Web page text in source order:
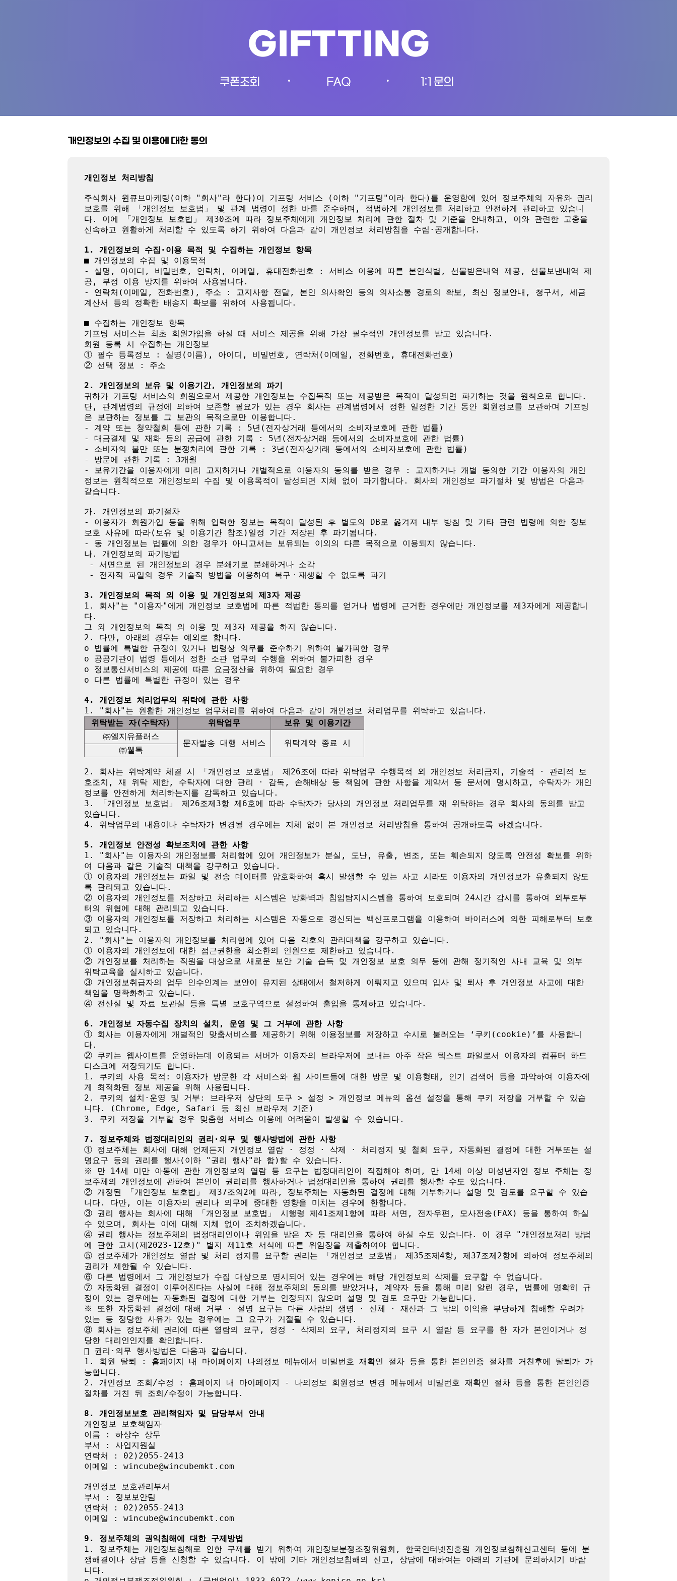
GIFTTING
쿠폰조회 • FAQ • 1:1 문의
개인정보의 수집 및 이용에 대한 동의
개인정보 처리방침
주식회사 윈큐브마케팅(이하 "회사"라 한다)이 기프팅 서비스 (이하 "기프팅"이라 한다)를 운영함에 있어 정보주체의 자유와 권리
보호를 위해 「개인정보 보호법」 및 관계 법령이 정한 바를 준수하며, 적법하게 개인정보를 처리하고 안전하게 관리하고 있습니
다. 이에 「개인정보 보호법」 제30조에 따라 정보주체에게 개인정보 처리에 관한 절차 및 기준을 안내하고, 이와 관련한 고충을
신속하고 원활하게 처리할 수 있도록 하기 위하여 다음과 같이 개인정보 처리방침을 수립·공개합니다.
1. 개인정보의 수집·이용 목적 및 수집하는 개인정보 항목
■ 개인정보의 수집 및 이용목적
- 실명, 아이디, 비밀번호, 연락처, 이메일, 휴대전화번호 : 서비스 이용에 따른 본인식별, 선물받은내역 제공, 선물보낸내역 제
공, 부정 이용 방지를 위하여 사용됩니다.
- 연락처(이메일, 전화번호), 주소 : 고지사항 전달, 본인 의사확인 등의 의사소통 경로의 확보, 최신 정보안내, 청구서, 세금
계산서 등의 정확한 배송지 확보를 위하여 사용됩니다.
■ 수집하는 개인정보 항목
기프팅 서비스는 최초 회원가입을 하실 때 서비스 제공을 위해 가장 필수적인 개인정보를 받고 있습니다.
회원 등록 시 수집하는 개인정보
① 필수 등록정보 : 실명(이름), 아이디, 비밀번호, 연락처(이메일, 전화번호, 휴대전화번호)
② 선택 정보 : 주소
2. 개인정보의 보유 및 이용기간, 개인정보의 파기
귀하가 기프팅 서비스의 회원으로서 제공한 개인정보는 수집목적 또는 제공받은 목적이 달성되면 파기하는 것을 원칙으로 합니다.
단, 관계법령의 규정에 의하여 보존할 필요가 있는 경우 회사는 관계법령에서 정한 일정한 기간 동안 회원정보를 보관하며 기프팅
은 보관하는 정보를 그 보관의 목적으로만 이용합니다.
- 계약 또는 청약철회 등에 관한 기록 : 5년(전자상거래 등에서의 소비자보호에 관한 법률)
- 대금결제 및 재화 등의 공급에 관한 기록 : 5년(전자상거래 등에서의 소비자보호에 관한 법률)
- 소비자의 불만 또는 분쟁처리에 관한 기록 : 3년(전자상거래 등에서의 소비자보호에 관한 법률)
- 방문에 관한 기록 : 3개월
- 보유기간을 이용자에게 미리 고지하거나 개별적으로 이용자의 동의를 받은 경우 : 고지하거나 개별 동의한 기간 이용자의 개인
정보는 원칙적으로 개인정보의 수집 및 이용목적이 달성되면 지체 없이 파기합니다. 회사의 개인정보 파기절차 및 방법은 다음과
같습니다.
가. 개인정보의 파기절차
- 이용자가 회원가입 등을 위해 입력한 정보는 목적이 달성된 후 별도의 DB로 옮겨져 내부 방침 및 기타 관련 법령에 의한 정보
보호 사유에 따라(보유 및 이용기간 참조)일정 기간 저장된 후 파기됩니다.
- 동 개인정보는 법률에 의한 경우가 아니고서는 보유되는 이외의 다른 목적으로 이용되지 않습니다.
나. 개인정보의 파기방법
3. 개인정보의 목적 외 이용 및 개인정보의 제3자 제공
1. 회사"는 "이용자"에게 개인정보 보호법에 따른 적법한 동의를 얻거나 법령에 근거한 경우에만 개인정보를 제3자에게 제공합니
다.
그 외 개인정보의 목적 외 이용 및 제3자 제공을 하지 않습니다.
2. 다만, 아래의 경우는 예외로 합니다.
o 법률에 특별한 규정이 있거나 법령상 의무를 준수하기 위하여 불가피한 경우
o 공공기관이 법령 등에서 정한 소관 업무의 수행을 위하여 불가피한 경우
o 정보통신서비스의 제공에 따른 요금정산을 위하여 필요한 경우
o 다른 법률에 특별한 규정이 있는 경우
4. 개인정보 처리업무의 위탁에 관한 사항
위탁받는 자(수탁자)
위탁업무
보유 및 이용기간
㈜엘지유플러스
문자발송 대행 서비스 위탁계약 종료 시
㈜웰톡
2. 회사는 위탁계약 체결 시 「개인정보 보호법」 제26조에 따라 위탁업무 수행목적 외 개인정보 처리금지, 기술적 · 관리적 보
호조치, 재 위탁 제한, 수탁자에 대한 관리 · 감독, 손해배상 등 책임에 관한 사항을 계약서 등 문서에 명시하고, 수탁자가 개인
정보를 안전하게 처리하는지를 감독하고 있습니다.
3. 「개인정보 보호법」 제26조제3항 제6호에 따라 수탁자가 당사의 개인정보 처리업무를 재 위탁하는 경우 회사의 동의를 받고
있습니다.
4. 위탁업무의 내용이나 수탁자가 변경될 경우에는 지체 없이 본 개인정보 처리방침을 통하여 공개하도록 하겠습니다.
5. 개인정보 안전성 확보조치에 관한 사항
1. "회사"는 이용자의 개인정보를 처리함에 있어 개인정보가 분실, 도난, 유출, 변조, 또는 훼손되지 않도록 안전성 확보를 위하
여 다음과 같은 기술적 대책을 강구하고 있습니다.
① 이용자의 개인정보는 파일 및 전송 데이터를 암호화하여 혹시 발생할 수 있는 사고 시라도 이용자의 개인정보가 유출되지 않도
록 관리되고 있습니다.
② 이용자의 개인정보를 저장하고 처리하는 시스템은 방화벽과 침입탐지시스템을 통하여 보호되며 24시간 감시를 통하여 외부로부
터의 위협에 대해 관리되고 있습니다.
③ 이용자의 개인정보를 저장하고 처리하는 시스템은 자동으로 갱신되는 백신프로그램을 이용하여 바이러스에 의한 피해로부터 보호
되고 있습니다.
2. "회사"는 이용자의 개인정보를 처리함에 있어 다음 각호의 관리대책을 강구하고 있습니다.
① 이용자의 개인정보에 대한 접근권한을 최소한의 인원으로 제한하고 있습니다.
② 개인정보를 처리하는 직원을 대상으로 새로운 보안 기술 습득 및 개인정보 보호 의무 등에 관해 정기적인 사내 교육 및 외부
위탁교육을 실시하고 있습니다.
③ 개인정보취급자의 업무 인수인계는 보안이 유지된 상태에서 철저하게 이뤄지고 있으며 입사 및 퇴사 후 개인정보 사고에 대한
책임을 명확화하고 있습니다.
④ 전산실 및 자료 보관실 등을 특별 보호구역으로 설정하여 출입을 통제하고 있습니다.
6. 개인정보 자동수집 장치의 설치, 운영 및 그 거부에 관한 사항
① 회사는 이용자에게 개별적인 맞춤서비스를 제공하기 위해 이용정보를 저장하고 수시로 불러오는 ‘쿠키(cookie)’를 사용합니
다.
② 쿠키는 웹사이트를 운영하는데 이용되는 서버가 이용자의 브라우저에 보내는 아주 작은 텍스트 파일로서 이용자의 컴퓨터 하드
디스크에 저장되기도 합니다.
1. 쿠키의 사용 목적: 이용자가 방문한 각 서비스와 웹 사이트들에 대한 방문 및 이용형태, 인기 검색어 등을 파악하여 이용자에
게 최적화된 정보 제공을 위해 사용됩니다.
2. 쿠키의 설치·운영 및 거부: 브라우저 상단의 도구 > 설정 > 개인정보 메뉴의 옵션 설정을 통해 쿠키 저장을 거부할 수 있습
니다. (Chrome, Edge, Safari 등 최신 브라우저 기준)
3. 쿠키 저장을 거부할 경우 맞춤형 서비스 이용에 어려움이 발생할 수 있습니다.
7. 정보주체와 법정대리인의 권리·의무 및 행사방법에 관한 사항
① 정보주체는 회사에 대해 언제든지 개인정보 열람 · 정정 · 삭제 · 처리정지 및 철회 요구, 자동화된 결정에 대한 거부또는 설
명요구 등의 권리를 행사(이하 "권리 행사"라 함)할 수 있습니다.
※ 만 14세 미만 아동에 관한 개인정보의 열람 등 요구는 법정대리인이 직접해야 하며, 만 14세 이상 미성년자인 정보 주체는 정
보주체의 개인정보에 관하여 본인이 권리리를 행사하거나 법정대리인을 통하여 권리를 행사할 수도 있습니다.
② 개정된 「개인정보 보호법」 제37조의2에 따라, 정보주체는 자동화된 결정에 대해 거부하거나 설명 및 검토를 요구할 수 있습
니다. 다만, 이는 이용자의 권리나 의무에 중대한 영향을 미치는 경우에 한합니다.
③ 권리 행사는 회사에 대해 「개인정보 보호법」 시행령 제41조제1항에 따라 서면, 전자우편, 모사전송(FAX) 등을 통하여 하실
수 있으며, 회사는 이에 대해 지체 없이 조치하겠습니다.
④ 권리 행사는 정보주체의 법정대리인이나 위임을 받은 자 등 대리인을 통하여 하실 수도 있습니다. 이 경우 "개인정보처리 방법
에 관한 고시(제2023-12호)" 별지 제11호 서식에 따른 위임장을 제출하여야 합니다.
⑤ 정보주체가 개인정보 열람 및 처리 정지를 요구할 권리는 「개인정보 보호법」 제35조제4항, 제37조제2항에 의하여 정보주체의
권리가 제한될 수 있습니다.
⑥ 다른 법령에서 그 개인정보가 수집 대상으로 명시되어 있는 경우에는 해당 개인정보의 삭제를 요구할 수 없습니다.
⑦ 자동화된 결정이 이루어진다는 사실에 대해 정보주체의 동의를 받았거나, 계약자 등을 통해 미리 알린 경우, 법률에 명확히 규
정이 있는 경우에는 자동화된 결정에 대한 거부는 인정되지 않으며 설명 및 검토 요구만 가능합니다.
※ 또한 자동화된 결정에 대해 거부 · 설명 요구는 다른 사람의 생명 · 신체 · 재산과 그 밖의 이익을 부당하게 침해할 우려가
있는 등 정당한 사유가 있는 경우에는 그 요구가 거절될 수 있습니다.
⑧ 회사는 정보주체 권리에 따른 열람의 요구, 정정 · 삭제의 요구, 처리정지의 요구 시 열람 등 요구를 한 자가 본인이거나 정
당한 대리인인지를 확인합니다.
 권리·의무 행사방법은 다음과 같습니다.
1. 회원 탈퇴 : 홈페이지 내 마이페이지 나의정보 메뉴에서 비밀번호 재확인 절차 등을 통한 본인인증 절차를 거친후에 탈퇴가 가
능합니다.
2. 개인정보 조회/수정 : 홈페이지 내 마이페이지 - 나의정보 회원정보 변경 메뉴에서 비밀번호 재확인 절차 등을 통한 본인인증
절차를 거친 뒤 조회/수정이 가능합니다.
8. 개인정보보호 관리책임자 및 담당부서 안내
개인정보 보호책임자
이름 : 하상수 상무
부서 : 사업지원실
연락처 : 02)2055-2413
이메일 : wincube@wincubemkt.com
개인정보 보호관리부서
부서 : 정보보안팀
연락처 : 02)2055-2413
이메일 : wincube@wincubemkt.com
9. 정보주체의 권익침해에 대한 구제방법
1. 정보주체는 개인정보침해로 인한 구제를 받기 위하여 개인정보분쟁조정위원회, 한국인터넷진흥원 개인정보침해신고센터 등에 분
쟁해결이나 상담 등을 신청할 수 있습니다. 이 밖에 기타 개인정보침해의 신고, 상담에 대하여는 아래의 기관에 문의하시기 바랍
니다.